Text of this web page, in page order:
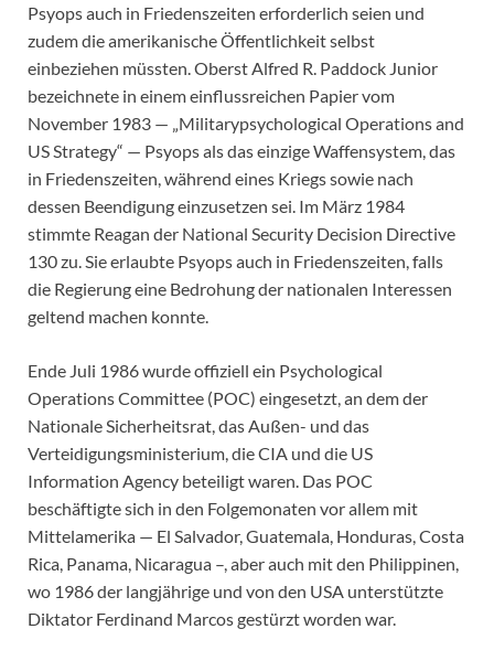
Psyops auch in Friedenszeiten erforderlich seien und
zudem die amerikanische Öffentlichkeit selbst
einbeziehen müssten. Oberst Alfred R. Paddock Junior
bezeichnete in einem einflussreichen Papier vom
November 1983 — „Militarypsychological Operations and
US Strategy“ — Psyops als das einzige Waffensystem, das
in Friedenszeiten, während eines Kriegs sowie nach
dessen Beendigung einzusetzen sei. Im März 1984
stimmte Reagan der National Security Decision Directive
130 zu. Sie erlaubte Psyops auch in Friedenszeiten, falls
die Regierung eine Bedrohung der nationalen Interessen
geltend machen konnte.
Ende Juli 1986 wurde offiziell ein Psychological
Operations Committee (POC) eingesetzt, an dem der
Nationale Sicherheitsrat, das Außen- und das
Verteidigungsministerium, die CIA und die US
Information Agency beteiligt waren. Das POC
beschäftigte sich in den Folgemonaten vor allem mit
Mittelamerika — El Salvador, Guatemala, Honduras, Costa
Rica, Panama, Nicaragua –, aber auch mit den Philippinen,
wo 1986 der langjährige und von den USA unterstützte
Diktator Ferdinand Marcos gestürzt worden war.